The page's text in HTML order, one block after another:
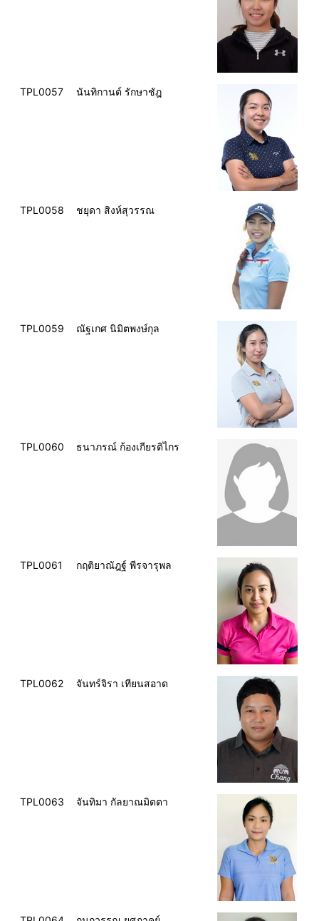
TPL0057 นันทิกานต์ รักษาชัฎ
TPL0058 ชยุดา สิงห์สุวรรณ
TPL0059 ณัฐเกศ นิมิตพงษ์กุล
TPL0060 ธนาภรณ์ ก้องเกียรติไกร
TPL0061 กฤติยาณัฎฐ์ พีรจารุพล
TPL0062 จันทร์จิรา เทียนสอาด
TPL0063 จันทิมา กัลยาณมิตตา